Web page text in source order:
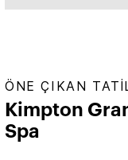
ÖNE ÇIKAN
Kimpton
Spa